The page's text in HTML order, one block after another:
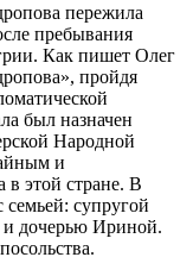
пережила
пребывания
Как пишет Олег
пройдя
был назначен
Народной
и
этой стране. В
супругой
дочерью Ириной.